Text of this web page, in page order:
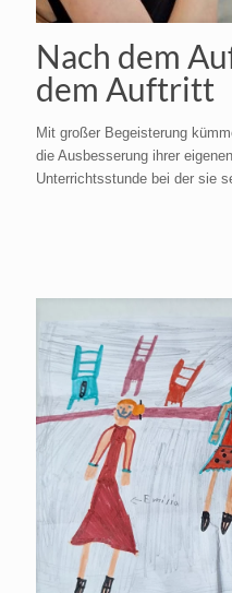
Nach dem
dem Auftritt
Mit großer Begeisterung
die Ausbesserung ihrer
Unterrichtsstunde bei der sie